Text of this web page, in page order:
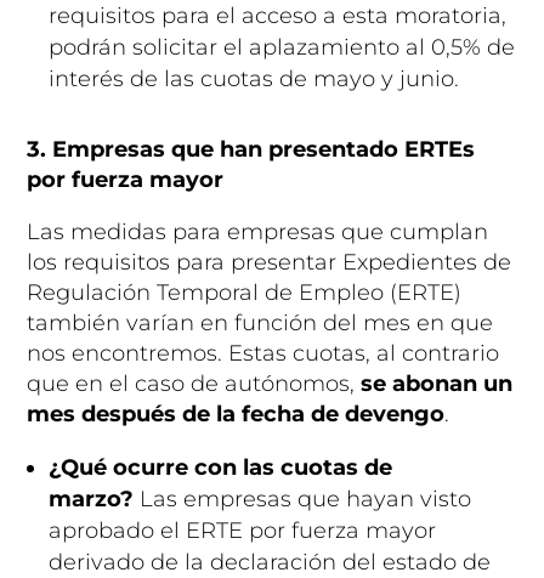
requisitos para el acceso a esta moratoria,
podrán solicitar el aplazamiento al 0,5% de
interés de las cuotas de mayo y junio.
3. Empresas que han presentado ERTEs
por fuerza mayor
Las medidas para empresas que cumplan
los requisitos para presentar Expedientes de
Regulación Temporal de Empleo (ERTE)
también varían en función del mes en que
nos encontremos. Estas cuotas, al contrario
que en el caso de autónomos,se abonan un
mes después de la fecha de devengo.
¿Qué ocurre con las cuotas de
marzo? Las empresas que hayan visto
aprobado el ERTE por fuerza mayor
derivado de la declaración del estado de